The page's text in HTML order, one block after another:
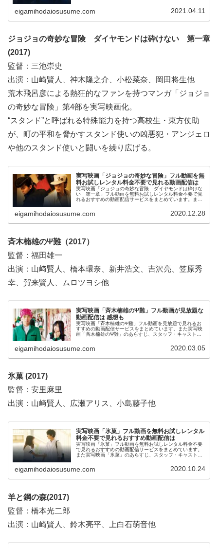
して、映画「オオカミ少女と黒王子」の作品情報やあらす
じについてもお伝えしていますので、動画配信サービス選
eigamihodaiosusume.com 2021.04.11
ジョジョの奇妙な冒険 ダイヤモンドは砕けない 第一章
(2017)
監督：三池崇史
出演：山崎賢人、神木隆之介、小松菜奈、岡田将生他
荒木飛呂彦による熱狂的なファンを持つマンガ「ジョジョ
の奇妙な冒険」第4部を実写映画化。
“スタンド”と呼ばれる特殊能力を持つ高校生・東方仗助
が、町の平和を脅かすスタンド使いの凶悪犯・アンジェロ
や他のスタンド使いと闘いを繰り広げる。
実写映画「ジョジョの奇妙な冒険」フル動画を無
料お試しレンタル料金不要で見れる動画配信は
実写映画「ジョジョの奇妙な冒険 ダイヤモンドは砕けな
い 第一章」フル動画を無料お試しレンタル料金不要で見
れるおすすめの動画配信サービスをまとめています。また
い 第一章」の作品情報やあらすじ、感想についてもお伝
えしていますので、動画配信サービス選びや映画本編を見
eigamihodaiosusume.com 2020.12.28
斉木楠雄のΨ難（2017）
監督：福田雄一
出演：山﨑賢人、橋本環奈、新井浩文、吉沢亮、笠原秀
幸、賀来賢人、ムロツヨシ他
実写映画「斉木楠雄のΨ難」フル動画が見放題な
動画配信は 感想も
実写映画「斉木楠雄のΨ難」フル動画を見放題で見れるお
すすめの動画配信サービスをまとめています。また実写映
画「斉木楠雄のΨ難」のあらすじ、スタッフ・キャスト、
信サービス選びや映画本編を見る前の予備知識として役立
ててください。
eigamihodaiosusume.com 2020.03.05
氷菓 (2017)
監督：安里麻里
出演：山﨑賢人、広瀬アリス、小島藤子他
実写映画「氷菓」フル動画を無料お試しレンタル
料金不要で見れるおすすめ動画配信は
実写映画「氷菓」フル動画を無料お試しレンタル料金不要
で見れるおすすめの動画配信サービスをまとめています。
また実写映画「氷菓」のあらすじ、スタッフ・キャスト、
選びや映画本編を見る前の予備知識として役立ててくださ
い。
eigamihodaiosusume.com 2020.10.24
羊と鋼の森(2017)
監督：橋本光二郎
出演：山崎賢人、鈴木亮平、上白石萌音他